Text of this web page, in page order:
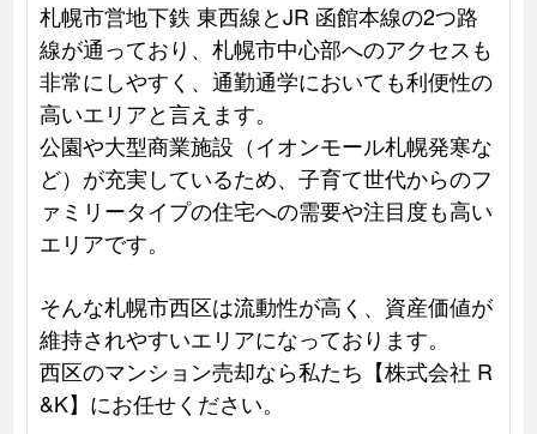
札幌市営地下鉄 東西線とJR 函館本線の2つ路
線が通っており、札幌市中心部へのアクセスも
非常にしやすく、通勤通学においても利便性の
高いエリアと言えます。
公園や大型商業施設（イオンモール札幌発寒な
ど）が充実しているため、子育て世代からのフ
ァミリータイプの住宅への需要や注目度も高い
エリアです。
そんな札幌市西区は流動性が高く、資産価値が
維持されやすいエリアになっております。
西区のマンション売却なら私たち【株式会社 R
&K】にお任せください。